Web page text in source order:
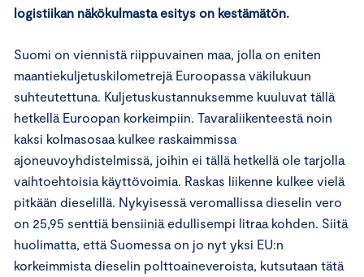
logistiikan näkökulmasta esitys on kestämätön.
Suomi on viennistä riippuvainen maa, jolla on eniten
maantiekuljetuskilometrejä Euroopassa väkilukuun
suhteutettuna. Kuljetuskustannuksemme kuuluvat tällä
hetkellä Euroopan korkeimpiin. Tavaraliikenteestä noin
kaksi kolmasosaa kulkee raskaimmissa
ajoneuvoyhdistelmissä, joihin ei tällä hetkellä ole tarjolla
vaihtoehtoisia käyttövoimia. Raskas liikenne kulkee vielä
pitkään dieselillä. Nykyisessä veromallissa dieselin vero
on 25,95 senttiä bensiiniä edullisempi litraa kohden. Siitä
huolimatta, että Suomessa on jo nyt yksi EU:n
korkeimmista dieselin polttoaineveroista, kutsutaan tätä